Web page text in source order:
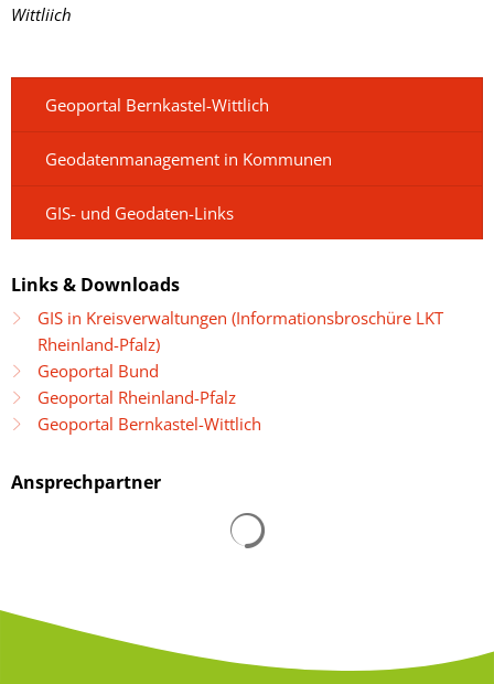
Wittliich
Geoportal Bernkastel-Wittlich
Geodatenmanagement in Kommunen
GIS- und Geodaten-Links
Links & Downloads
GIS in Kreisverwaltungen (Informationsbroschüre LKT
Rheinland-Pfalz)
Geoportal Bund
Geoportal Rheinland-Pfalz
Geoportal Bernkastel-Wittlich
Ansprechpartner